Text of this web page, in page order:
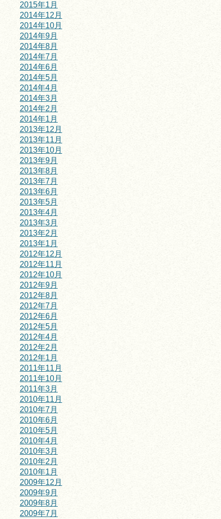
2015年1月
2014年12月
2014年10月
2014年9月
2014年8月
2014年7月
2014年6月
2014年5月
2014年4月
2014年3月
2014年2月
2014年1月
2013年12月
2013年11月
2013年10月
2013年9月
2013年8月
2013年7月
2013年6月
2013年5月
2013年4月
2013年3月
2013年2月
2013年1月
2012年12月
2012年11月
2012年10月
2012年9月
2012年8月
2012年7月
2012年6月
2012年5月
2012年4月
2012年2月
2012年1月
2011年11月
2011年10月
2011年3月
2010年11月
2010年7月
2010年6月
2010年5月
2010年4月
2010年3月
2010年2月
2010年1月
2009年12月
2009年9月
2009年8月
2009年7月